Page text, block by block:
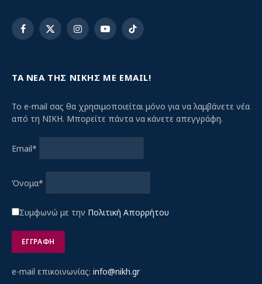
Facebook
X
InstagramYouTubeTikTok
ΤΑ ΝΕΑ ΤΗΣ ΝΙΚΗΣ ΜΕ EMAIL!
Το e-mail σας θα χρησιμοποιείται μόνο για να λαμβάνετε νέα
από τη ΝΙΚΗ. Μπορείτε πάντα να κάνετε απεγγράφη.
Email*
Όνομα*
Συμφωνώ με την Πολιτική Απορρήτου
e-mail επικοινωνίας: info@nikh.gr